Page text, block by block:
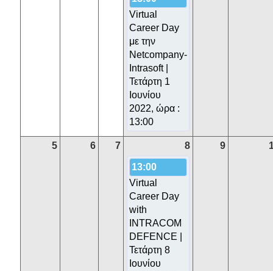
Virtual
Career Day
με την
Netcompany-
Intrasoft |
Τετάρτη 1
Ιουνίου
2022, ώρα :
13:00
5 6 7 8 9
13:00
Virtual
Career Day
with
INTRACOM
DEFENCE |
Τετάρτη 8
Ιουνίου